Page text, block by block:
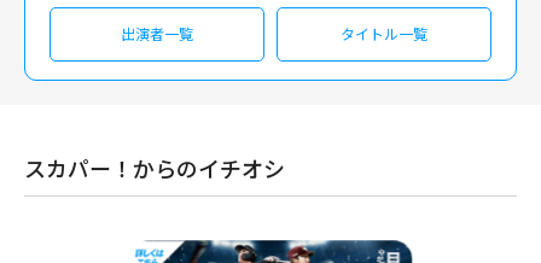
出演者一覧 タイトル一覧
スカパー！からのイチオシ